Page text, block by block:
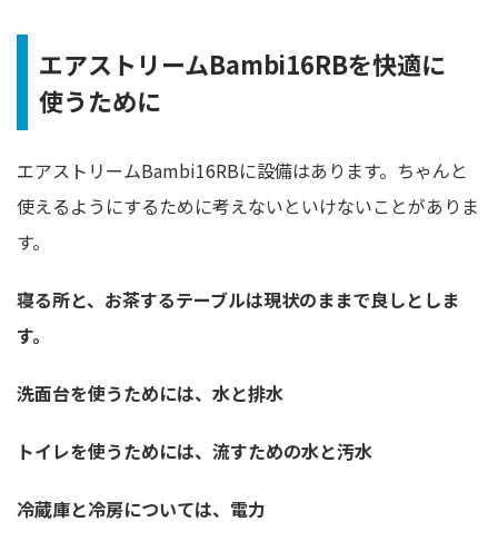
エアストリームBambi16RBを快適に
使うために
エアストリームBambi16RBに設備はあります。ちゃんと
使えるようにするために考えないといけないことがありま
す。
寝る所と、お茶するテーブルは現状のままで良しとしま
す。
洗面台を使うためには、水と排水
トイレを使うためには、流すための水と汚水
冷蔵庫と冷房については、電力